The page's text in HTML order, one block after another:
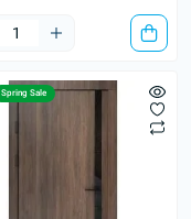
Spring Sale